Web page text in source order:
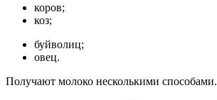
коров;
коз;
буйволиц;
овец.
Получают молоко несколькими способами.